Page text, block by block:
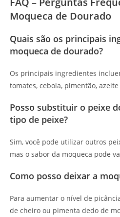
Moqueca de Dourado
Quais são os principais
moqueca de dourado?
Os principais ingredientes
tomates, cebola, pimentão,
Posso substituir o peixe
tipo de peixe?
Sim, você pode utilizar outros
mas o sabor da moqueca pode
Como posso deixar a
Para aumentar o nível de
de cheiro ou pimenta dedo de